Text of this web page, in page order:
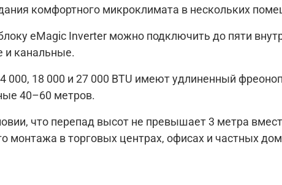
комфортного микроклимата в нескольких
eMagic Inverter можно подключить до пяти
и канальные.
18 000 и 27 000 BTU имеют удлиненный
40–60 метров.
что перепад высот не превышает 3 метра
монтажа в торговых центрах, офисах и частных